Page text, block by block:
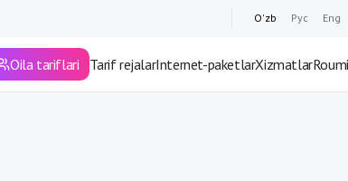
viloyati
O'zb Рус Eng
Oila tariflari Tarif rejalarInternet-paketlarXizmatlar